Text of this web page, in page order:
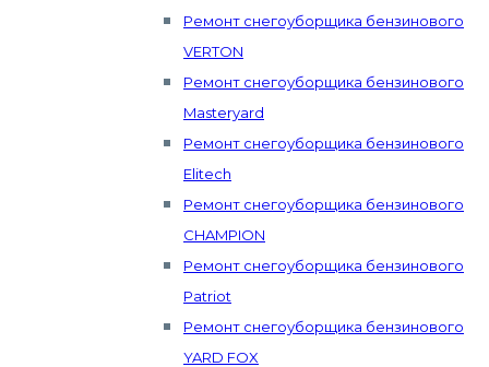
Ремонт снегоуборщика бензинового
VERTON
Ремонт снегоуборщика бензинового
Masteryard
Ремонт снегоуборщика бензинового
Elitech
Ремонт снегоуборщика бензинового
CHAMPION
Ремонт снегоуборщика бензинового
Patriot
Ремонт снегоуборщика бензинового
YARD FOX